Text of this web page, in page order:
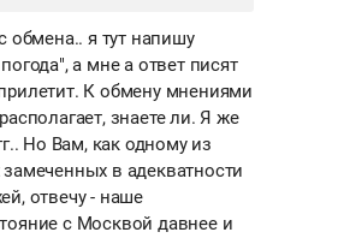
обмена.. я тут напишу
а мне а ответ писят
К обмену мнениями
знаете ли. Я же
Но Вам, как одному из
в адекватности
отвечу - наше
с Москвой давнее и